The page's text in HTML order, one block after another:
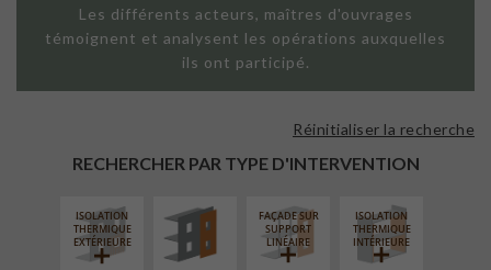
Les différents acteurs, maîtres d'ouvrages
témoignent et analysent les opérations auxquelles
ils ont participé.
RECHERCHER PAR TYPE D'INTERVENTION
Réinitialiser la recherche
ISOLATION
THERMIQUE
EXTÉRIEURE
FAÇADE SUR
SUPPORT
LINÉAIRE
ISOLATION
THERMIQUE
INTÉRIEURE
FERMETURE
LOGGIAS